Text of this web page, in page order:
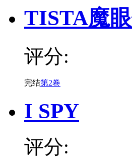
TISTA魔
评分:
完结第2卷
I SPY
评分: